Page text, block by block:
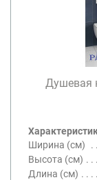
Душевая
Ширина (см)
Высота (см)
Длина (см)